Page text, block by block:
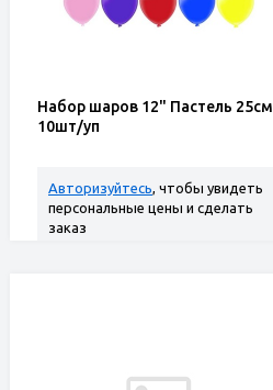
Набор шаров 12" Пастель 25см
10шт/уп
Авторизуйтесь, чтобы увидеть
персональные цены и сделать
заказ